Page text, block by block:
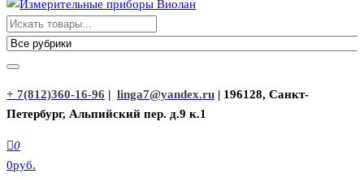
Измерительные приборы Виолан
+ 7(812)360-16-96 | linga7@yandex.ru | 196128, Санкт-
Петербург, Альпийский пер. д.9 к.1
0
0руб.